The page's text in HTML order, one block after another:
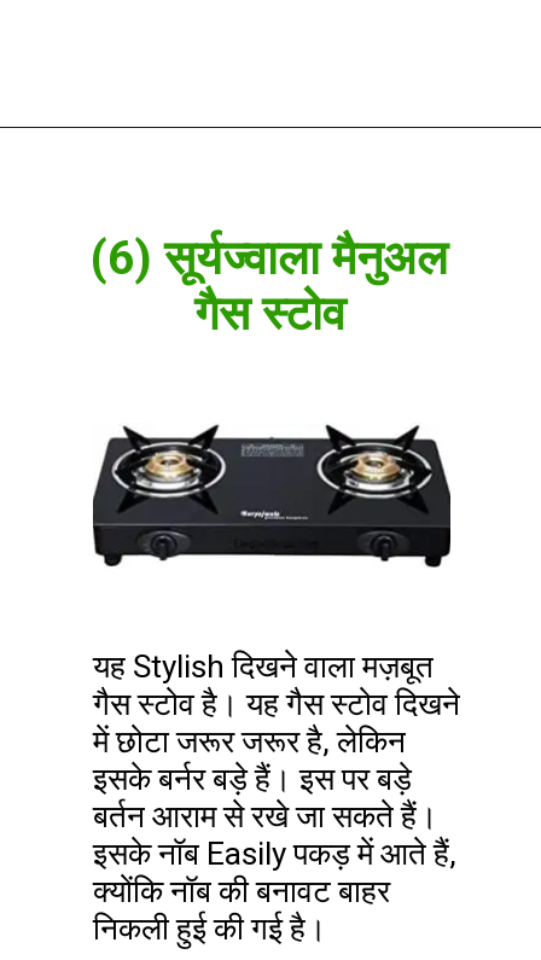
यह Stylish दिखने वाला मज़बूत
गैस स्टोव है। यह गैस स्टोव दिखने
में छोटा जरूर जरूर है, लेकिन
इसके बर्नर बड़े हैं। इस पर बड़े
बर्तन आराम से रखे जा सकते हैं।
इसके नॉब Easily पकड़ में आते हैं,
क्योंकि नॉब की बनावट बाहर
निकली हुई की गई है।
(6) सूर्यज्वाला मैनुअल
गैस स्टोव